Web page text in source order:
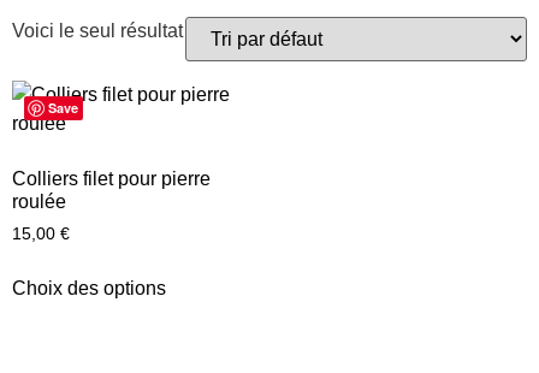
Voici le seul résultat
Save
Colliers filet pour pierre
roulée
15,00 €
Choix des options